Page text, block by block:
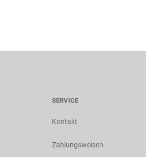
SERVICE
Kontakt
Zahlungsweisen